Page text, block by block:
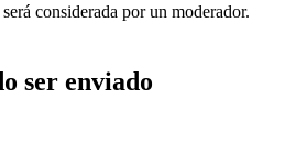
considerada por un moderador.
ser enviado